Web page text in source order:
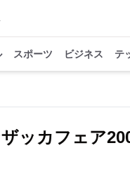
スポーツ ビジネス テ
ッカフェア